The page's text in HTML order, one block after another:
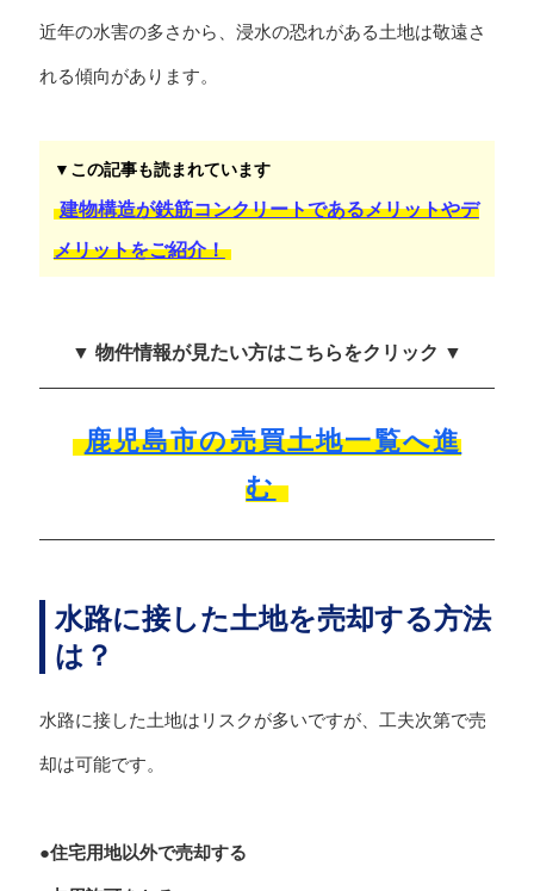
近年の水害の多さから、浸水の恐れがある土地は敬遠さ
れる傾向があります。
▼この記事も読まれています
建物構造が鉄筋コンクリートであるメリットやデ
メリットをご紹介！
▼ 物件情報が見たい方はこちらをクリック ▼
鹿児島市の売買土地一覧へ進
む
水路に接した土地を売却する方法
は？
水路に接した土地はリスクが多いですが、工夫次第で売
却は可能です。
●住宅用地以外で売却する